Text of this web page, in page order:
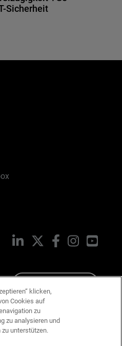
Sicherheit
LinkedIn FacebookInstagram
klicken,
Cookies auf
zu
zu analysieren und
unterstützen.